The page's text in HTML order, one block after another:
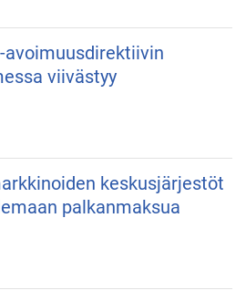
avoimuusdirektiivin
viivästyy
keskusjärjestöt
palkanmaksua